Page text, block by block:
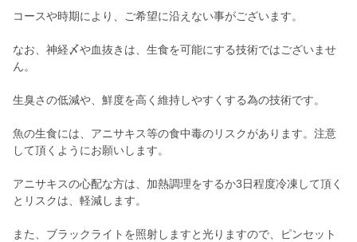
コースや時期により、ご希望に沿えない事がございます。
なお、神経〆や血抜きは、生食を可能にする技術ではございませ
ん。
生臭さの低減や、鮮度を高く維持しやすくする為の技術です。
魚の生食には、アニサキス等の食中毒のリスクがあります。注意
して頂くようにお願いします。
アニサキスの心配な方は、加熱調理をするか3日程度冷凍して頂く
とリスクは、軽減します。
また、ブラックライトを照射しますと光りますので、ピンセット